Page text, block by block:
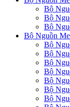
Bộ
Bộ
Bộ
Bộ Nguồn
Bộ
Bộ
Bộ
Bộ
Bộ
Bộ
Bộ